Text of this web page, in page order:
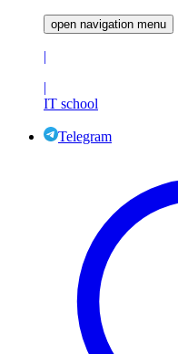
open navigation menu
|
|
IT school
Telegram